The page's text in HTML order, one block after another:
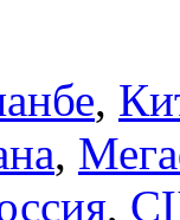
,
,
,